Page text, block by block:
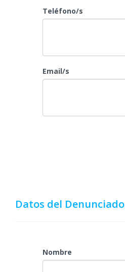
Teléfono/s
Email/s
Datos del Denunciado
Nombre